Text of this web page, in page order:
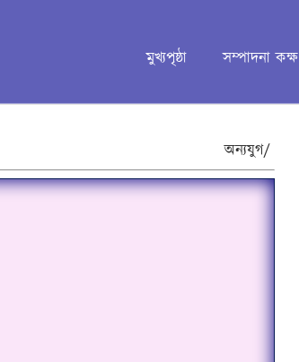
মুখ্যপৃষ্ঠা সম্পাদনা কক্ষ
অন্যযুগ/